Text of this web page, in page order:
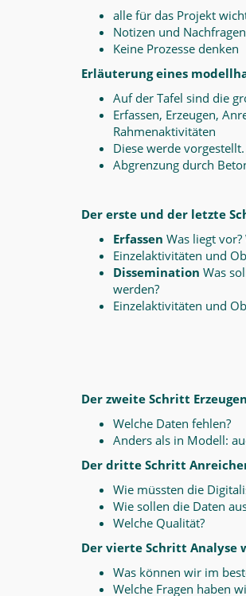
alle für das Projekt
Notizen und
Keine Prozesse denken
Erläuterung eines
Auf der Tafel sind die
Erfassen, Erzeugen,
Rahmenaktivitäten
Diese werde
Abgrenzung durch
Der erste und der letzte
Erfassen Was liegt
Einzelaktivitäten und
Dissemination Was
werden?
Einzelaktivitäten und
Der zweite Schritt
Welche Daten fehlen?
Anders als in Modell:
Der dritte Schritt
Wie müssten die
Wie sollen die Daten
Welche Qualität?
Der vierte Schritt Analyse
Was können wir im
Welche Fragen haben